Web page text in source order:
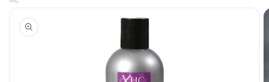
UGRÁS A
TERMÉKADATOKRA